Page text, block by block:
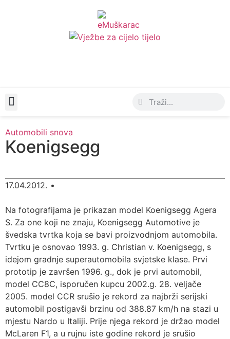
Automobili snova
Koenigsegg
17.04.2012. •
Na fotografijama je prikazan model Koenigsegg Agera
S. Za one koji ne znaju, Koenigsegg Automotive je
švedska tvrtka koja se bavi proizvodnjom automobila.
Tvrtku je osnovao 1993. g. Christian v. Koenigsegg, s
idejom gradnje superautomobila svjetske klase. Prvi
prototip je završen 1996. g., dok je prvi automobil,
model CC8C, isporučen kupcu 2002.g. 28. veljače
2005. model CCR srušio je rekord za najbrži serijski
automobil postigavši brzinu od 388.87 km/h na stazi u
mjestu Nardo u Italiji. Prije njega rekord je držao model
McLaren F1, a u rujnu iste godine rekord je srušio